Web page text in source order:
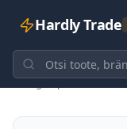
Hardly Trade
Tagasi poodi